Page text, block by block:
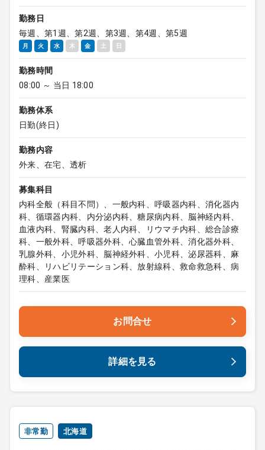
勤務日
毎週、第1週、第2週、第3週、第4週、第5週
月 火 水 木 金 土 日
勤務時間
08:00 ～ 当日 18:00
勤務体系
日勤(終日)
勤務内容
外来、在宅、透析
募集科目
内科全般（科目不問）、一般内科、呼吸器内科、消化器内
科、循環器内科、内分泌内科、糖尿病内科、脳神経内科、
血液内科、腎臓内科、老人内科、リウマチ内科、総合診療
科、一般外科、呼吸器外科、心臓血管外科、消化器外科、
乳腺外科、小児外科、脳神経外科、小児科、泌尿器科、麻
酔科、リハビリテーション科、放射線科、救命救急科、病
理科、産業医
お問合せ
詳細を見る
非常勤 北海道